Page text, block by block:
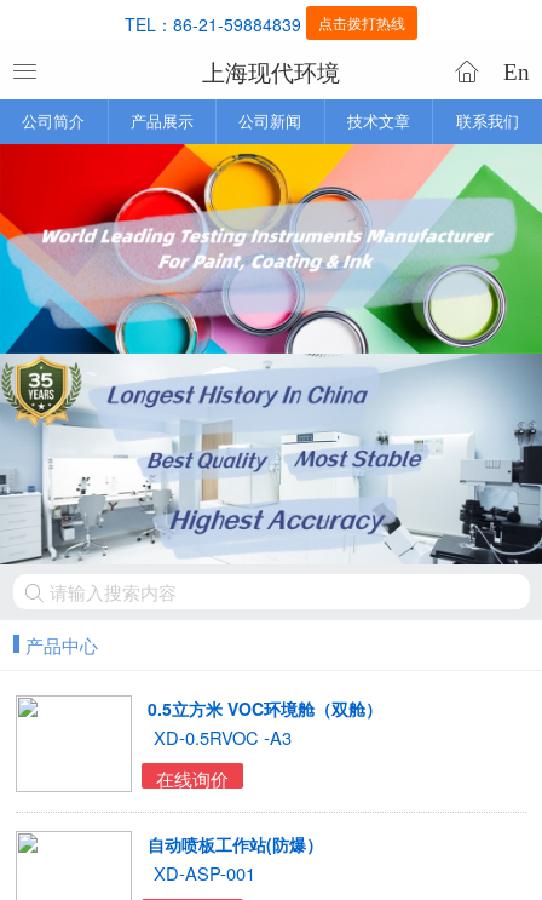
TEL：86-21-59884839 点击拨打热线
上海现代环境 En
公司简介 产品展示 公司新闻 技术文章 联系我们
产品中心
0.5立方米 VOC环境舱（双舱）
XD-0.5RVOC -A3
在线询价
自动喷板工作站(防爆）
XD-ASP-001